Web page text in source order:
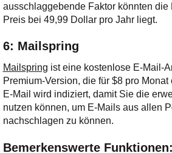
ausschlaggebende Faktor könnten die
Preis bei 49,99 Dollar pro Jahr liegt.
6: Mailspring
Mailspring ist eine kostenlose E-Mail-
Premium-Version, die für $8 pro
E-Mail wird indiziert, damit Sie die
nutzen können, um E-Mails aus allen
nachschlagen zu können.
Bemerkenswerte Funktionen: